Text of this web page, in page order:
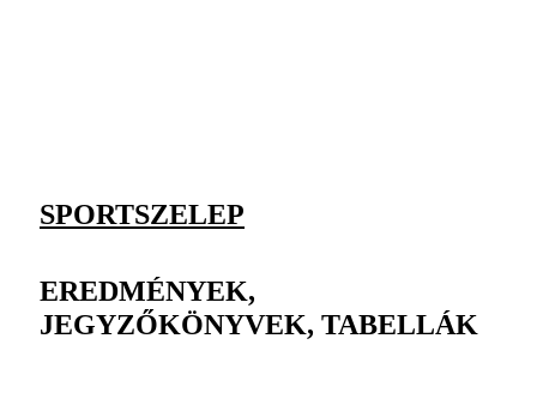
SPORTSZELEP
EREDMÉNYEK,
JEGYZŐKÖNYVEK, TABELLÁK